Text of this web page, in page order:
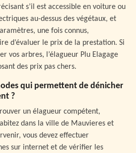
s’il est accessible en voiture ou
au-dessus des végétaux, et
une fois connus,
d’évaluer le prix de la prestation. Si
vos arbres, l’élagueur Plu Elagage
des prix pas chers.
qui permettent de dénicher
?
un élagueur compétent,
dans la ville de Mauvieres et
vous devez effectuer
sur internet et de vérifier les